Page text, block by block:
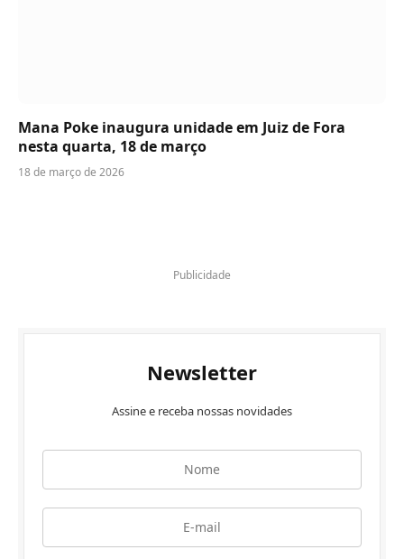
Mana Poke inaugura unidade em Juiz de Fora
nesta quarta, 18 de março
18 de março de 2026
Publicidade
Newsletter
Assine e receba nossas novidades